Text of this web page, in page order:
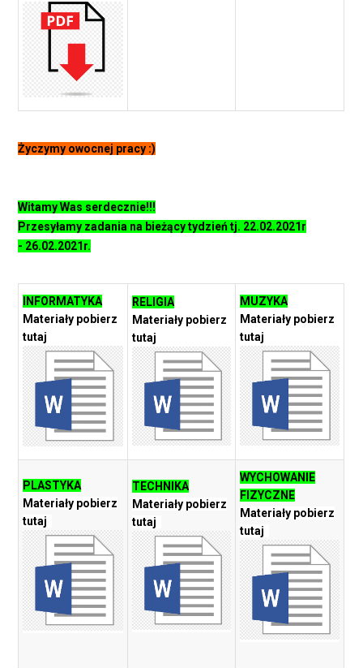
Życzymy owocnej pracy :)
Witamy Was serdecznie!!!
Przesyłamy zadania na bieżący tydzień tj. 22.02.2021r
- 26.02.2021r.
INFORMATYKA
Materiały pobierz
tutaj
RELIGIA
Materiały pobierz
tutaj
MUZYKA
Materiały pobierz
tutaj
PLASTYKA
Materiały pobierz
tutaj
TECHNIKA
Materiały pobierz
tutaj
WYCHOWANIE
FIZYCZNE
Materiały pobierz
tutaj